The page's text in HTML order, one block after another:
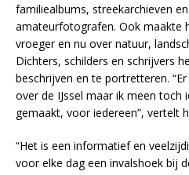
familiealbums, streekarchieven
amateurfotografen. Ook maakte
vroeger en nu over natuur,
Dichters, schilders en schrijvers
beschrijven en te portretteren.
over de IJssel maar ik meen toch
gemaakt, voor iedereen”, vertelt
“Het is een informatief en
voor elke dag een invalshoek bij